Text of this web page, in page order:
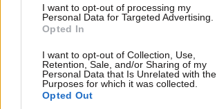
I want to opt-out of processing my
Personal Data for Targeted Advertising.
Opted In
I want to opt-out of Collection, Use,
Retention, Sale, and/or Sharing of my
Personal Data that Is Unrelated with the
Purposes for which it was collected.
Opted Out
τοπου.Ουυυυστ ρεεεεεε....
Απαντήστε
TRENDING